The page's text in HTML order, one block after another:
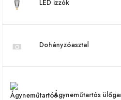
LED izzók
Dohányzóasztal
Ágyneműtartós